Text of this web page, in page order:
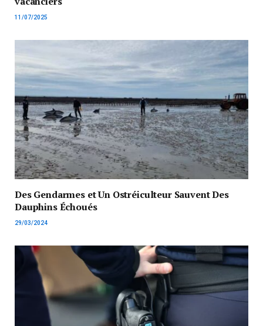
11/07/2025
Des Gendarmes et Un Ostréiculteur Sauvent Des
Dauphins Échoués
29/03/2024